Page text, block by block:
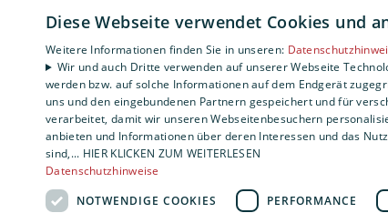
service@hofmann-haustechnik.de
Unternehmen
AGB
·Datenschutz
·
Impressum
·
Barrierefreiheitserklärung
Diese Webseite verwendet Cookies und
Weitere Informationen finden Sie in unseren:
Wir und auch Dritte verwenden auf unserer Webseite
werden bzw. auf solche Informationen auf dem Endgerät
uns und den eingebundenen Partnern gespeichert und für
verarbeitet, damit wir unseren Webseitenbesuchern
anbieten und Informationen über deren Interessen und das
sind,... HIER KLICKEN ZUM WEITERLESEN
Datenschutzhinweise
NOTWENDIGE COOKIES
PERFORMANCE